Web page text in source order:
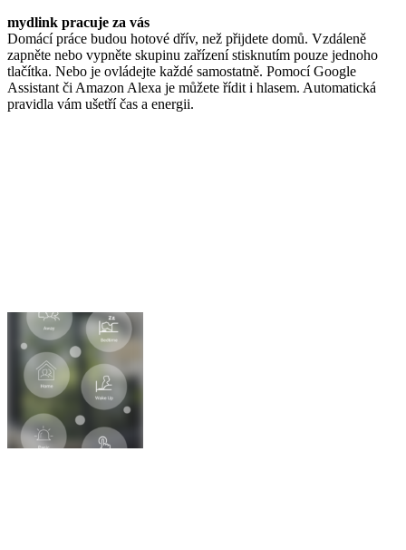
mydlink pracuje za vás
Domácí práce budou hotové dřív, než přijdete domů. Vzdáleně
zapněte nebo vypněte skupinu zařízení stisknutím pouze jednoho
tlačítka. Nebo je ovládejte každé samostatně. Pomocí Google
Assistant či Amazon Alexa je můžete řídit i hlasem. Automatická
pravidla vám ušetří čas a energii.